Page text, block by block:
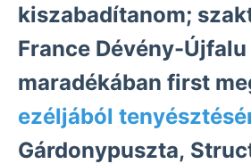
kiszabadítanom;
France Dévény-Újfalu
maradékában first
ezéljából
Gárdonypuszta,